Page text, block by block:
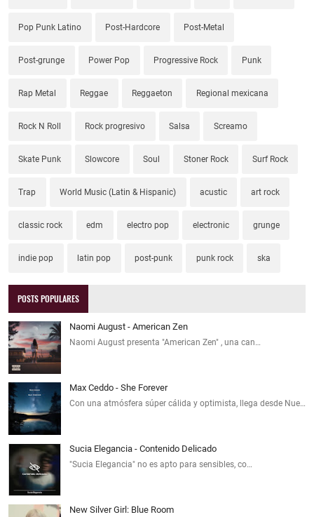
Pop Punk Latino Post-Hardcore Post-Metal
Post-grunge Power Pop Progressive Rock Punk
Rap Metal Reggae Reggaeton Regional mexicana
Rock N Roll Rock progresivo Salsa Screamo
Skate Punk Slowcore Soul Stoner Rock Surf Rock
Trap World Music (Latin & Hispanic) acustic art rock
classic rock edm electro pop electronic grunge
indie pop latin pop post-punk punk rock ska
POSTS POPULARES
Naomi August - American Zen
Naomi August presenta "American Zen" , una can…
Max Ceddo - She Forever
Con una atmósfera súper cálida y optimista, llega desde Nue…
Sucia Elegancia - Contenido Delicado
"Sucia Elegancia" no es apto para sensibles, co…
New Silver Girl: Blue Room